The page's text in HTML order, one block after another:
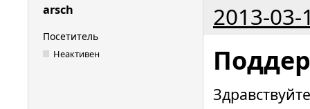
arsch 2013-03-
Посетитель
Неактивен